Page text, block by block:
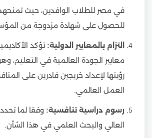
في مصر للطلاب الوافدين، حيث
للحصول على شهادة مزدوجة من
التزام بالمعايير الدولية:تؤكد
معايير الجودة العالمية في
رؤيتها لإعداد خريجين قادرين على
العمل العالمي.
رسوم دراسية تنافسية: وفقا لما
العالي والبحث العلمي في هذا الشأن.